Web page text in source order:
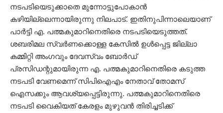
നടപടിയെടുക്കാതെ മുന്നോട്ടുപോകാൻ
കഴിയില്ലെന്നായിരുന്നു നിലപാട്. ഇതിനുപിന്നാലെയാണ്
പാർട്ടി എ. പത്മകുമാറിനെതിരെ നടപടിയെടുത്തത്.
ശബരിമല സ്വർണക്കൊള്ള കേസിൽ ഉൾപ്പെട്ട ജില്ലാ
കമ്മിറ്റി അംഗവും ദേവസ്വം ബോർഡ്
പ്രസിഡന്റുമായിരുന്ന എ. പത്മകുമാറിനെതിരെ കടുത്ത
നടപടി വേണമെന്ന് സിപിഐഎം നേതാവ് തോമസ്
ഐസക്കും ആവശ്യപ്പെട്ടിരുന്നു. പത്മകുമാറിനെതിരെ
നടപടി വൈകിയത് കേരളം മുഴുവൻ തിരിച്ചടിക്ക്